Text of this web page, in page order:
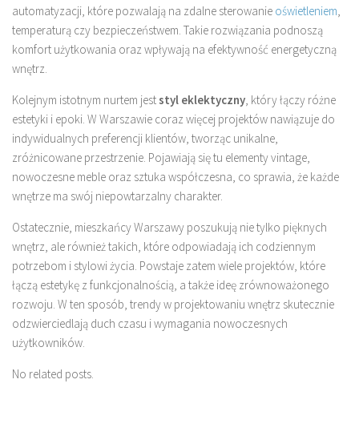
automatyzacji, które pozwalają na zdalne sterowanie oświetleniem
temperaturą czy bezpieczeństwem. Takie rozwiązania podnoszą
komfort użytkowania oraz wpływają na efektywność energetyczną
wnętrz.
Kolejnym istotnym nurtem jeststyl eklektyczny , który łączy różne
estetyki i epoki. W Warszawie coraz więcej projektów nawiązuje do
indywidualnych preferencji klientów, tworząc unikalne,
zróżnicowane przestrzenie. Pojawiają się tu elementy vintage,
nowoczesne meble oraz sztuka współczesna, co sprawia, że każde
wnętrze ma swój niepowtarzalny charakter.
Ostatecznie, mieszkańcy Warszawy poszukują nie tylko pięknych
wnętrz, ale również takich, które odpowiadają ich codziennym
potrzebom i stylowi życia. Powstaje zatem wiele projektów, które
łączą estetykę z funkcjonalnością, a także ideę zrównoważonego
rozwoju. W ten sposób, trendy w projektowaniu wnętrz skutecznie
odzwierciedlają duch czasu i wymagania nowoczesnych
użytkowników.
No related posts.